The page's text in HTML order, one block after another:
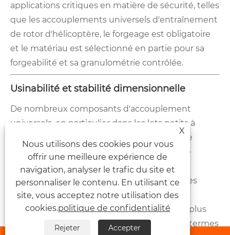
applications critiques en matière de sécurité, telles
que les accouplements universels d'entraînement
de rotor d'hélicoptère, le forgeage est obligatoire
et le matériau est sélectionné en partie pour sa
forgeabilité et sa granulométrie contrôlée.
Usinabilité et stabilité dimensionnelle
De nombreux composants d'accouplement
universels, en particulier dans les lots petits à
moyens, sont usinés directement à partir de
barres ou de plaques pleines. Ici, l’usinabilité
devient un paramètre clé dans le choix des
matériaux. Les aciers de décolletage avec des
ajouts contrôlés de soufre permettent une
production plus rapide et une durée de vie plus
longue, mais présentent un compromis en termes
X
Nous utilisons des cookies pour vous
offrir une meilleure expérience de
navigation, analyser le trafic du site et
personnaliser le contenu. En utilisant ce
site, vous acceptez notre utilisation des
cookies.politique de confidentialité
Rejeter Accepter